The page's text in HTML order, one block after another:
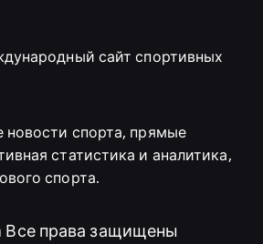
сайт спортивных
спорта, прямые
статистика и аналитика,
спорта.
Все права защищены